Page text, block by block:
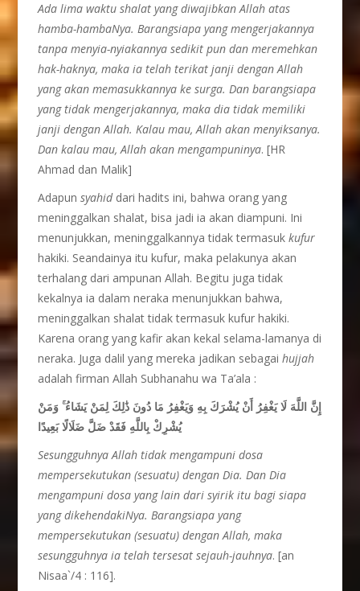
Ada lima waktu shalat yang diwajibkan Allah atas
hamba-hambaNya. Barangsiapa yang mengerjakannya
tanpa menyia-nyiakannya sedikit pun dan meremehkan
hak-haknya, maka ia telah terikat janji dengan Allah
yang akan memasukkannya ke surga. Dan barangsiapa
yang tidak mengerjakannya, maka dia tidak memiliki
janji dengan Allah. Kalau mau, Allah akan menyiksanya.
Dan kalau mau, Allah akan mengampuninya. [HR
Ahmad dan Malik]
Adapunsyahiddari hadits ini, bahwa orang yang
meninggalkan shalat, bisa jadi ia akan diampuni. Ini
menunjukkan, meninggalkannya tidak termasukkufur
hakiki. Seandainya itu kufur, maka pelakunya akan
terhalang dari ampunan Allah. Begitu juga tidak
kekalnya ia dalam neraka menunjukkan bahwa,
meninggalkan shalat tidak termasuk kufur hakiki.
Karena orang yang kafir akan kekal selama-lamanya di
neraka. Juga dalil yang mereka jadikan sebagaihujjah
adalah firman Allah Subhanahu wa Ta’ala :
إِنَّ اللَّهَ لَا يَغْفِرُ أَنْ يُشْرَكَ بِهِ وَيَغْفِرُ مَا دُونَ ذَٰلِكَ لِمَنْ يَشَاءُۚوَمَنْ
يُشْرِكْ بِاللَّهِ فَقَدْ ضَلَّ ضَلَالًا بَعِيدًا
Sesungguhnya Allah tidak mengampuni dosa
mempersekutukan (sesuatu) dengan Dia. Dan Dia
mengampuni dosa yang lain dari syirik itu bagi siapa
yang dikehendakiNya. Barangsiapa yang
mempersekutukan (sesuatu) dengan Allah, maka
sesungguhnya ia telah tersesat sejauh-jauhnya. [an
Nisaa`/4 : 116].